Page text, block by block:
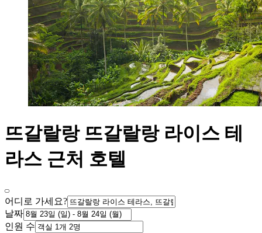
뜨갈랄랑 뜨갈랄랑 라이스 테
라스 근처 호텔
어디로 가세요?
날짜
인원 수